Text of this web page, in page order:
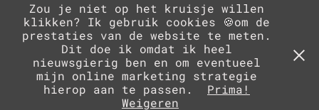
Terug naar boven
Zou je niet op het kruisje willen
klikken? Ik gebruik cookies 🍪om de
prestaties van de website te meten.
Dit doe ik omdat ik heel
nieuwsgierig ben en om eventueel
mijn online marketing strategie
hierop aan te passen.
Prima!
Weigeren